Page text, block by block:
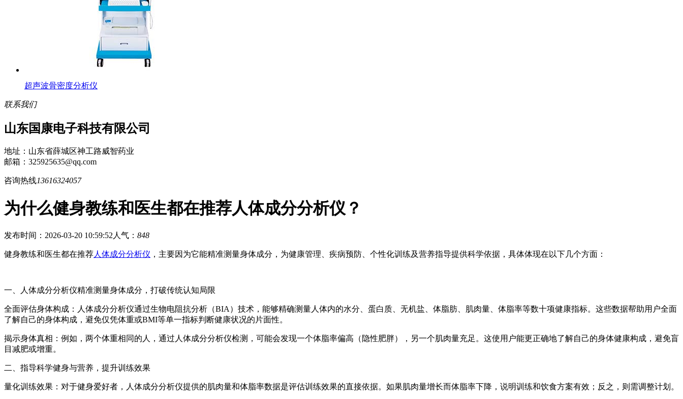
超声波骨密度分析仪
联系我们
山东国康电子科技有限公司
地址：山东省薛城区神工路威智药业
邮箱：325925635@qq.com
咨询热线13616324057
为什么健身教练和医生都在推荐人体成分分析仪？
发布时间：2026-03-20 10:59:52 人气： 848
健身教练和医生都在推荐人体成分分析仪 ，主要因为它能精准测量身体成分，为健康管理、疾病预防、个性化训练及营养指导提供科学依据，具体体现在以下几个方面：
一、人体成分分析仪精准测量身体成分，打破传统认知局限
全面评估身体构成：人体成分分析仪通过生物电阻抗分析（BIA）技术，能够精确测量人体内的水分、蛋白质、无机盐、体脂肪、肌肉量、体脂率等数十项健康指标。这些数据帮助用户全面
了解自己的身体构成，避免仅凭体重或BMI等单一指标判断健康状况的片面性。
揭示身体真相：例如，两个体重相同的人，通过人体成分分析仪检测，可能会发现一个体脂率偏高（隐性肥胖），另一个肌肉量充足。这使用户能更正确地了解自己的身体健康构成，避免盲
目减肥或增重。
二、指导科学健身与营养，提升训练效果
量化训练效果：对于健身爱好者，人体成分分析仪提供的肌肉量和体脂率数据是评估训练效果的直接依据。如果肌肉量增长而体脂率下降，说明训练和饮食方案有效；反之，则需调整计划。